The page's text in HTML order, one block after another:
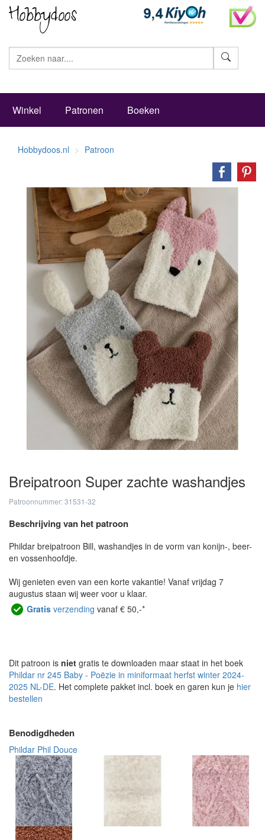
Winkel Patronen Boeken
Hobbydoos.nl Patroon
Breipatroon Super zachte washandjes
Patroonnummer: 31531-32
Beschrijving van het patroon
Phildar breipatroon Bill, washandjes in de vorm van konijn-, beer-
en vossenhoofdje.
Wij genieten even van een korte vakantie! Vanaf vrijdag 7
augustus staan wij weer voor u klaar.
Gratis verzending vanaf € 50,-*
Dit patroon is niet gratis te downloaden maar staat in het boek
Phildar nr 245 Baby - Poëzie in miniformaat herfst winter 2024-
2025 NL-DE. Het complete pakket incl. boek en garen kun je hier
bestellen
Benodigdheden
Phildar Phil Douce